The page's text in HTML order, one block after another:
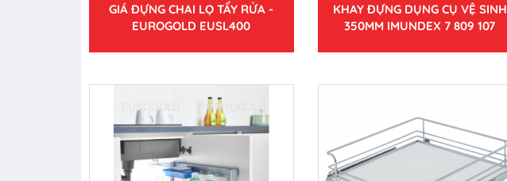
GIÁ ĐỰNG CHAI LỌ TẨY RỬA -
EUROGOLD EUSL400
KHAY ĐỰNG DỤNG CỤ VỆ SINH
350MM IMUNDEX 7 809 107